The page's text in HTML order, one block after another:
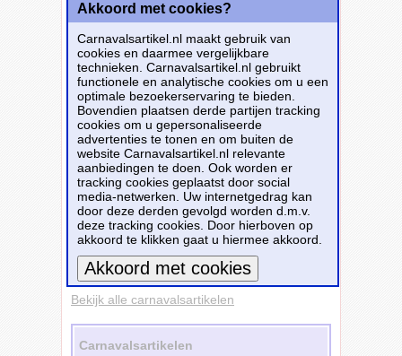
Koop nu bij
e-Carnavalskleding.nl voor slechts€ 31.95!
Dit carnavalsartikelSkelet jurkje roze kind
Ballerinais te bestellen bijE-
Carnavalskleding.nlvoor€ 31,95.
Bestellen
Personen
Skelet
Ballerinas
Kleding
Jurken
Kleuren
Roze
Doelgroepen
Kinderen
Bekijk alle carnavalsartikelen
Carnavalsartikelen
Akkoord met cookies?
Carnavalsartikel.nl maakt gebruik van
cookies en daarmee vergelijkbare
technieken. Carnavalsartikel.nl gebruikt
functionele en analytische cookies om u een
optimale bezoekerservaring te bieden.
Bovendien plaatsen derde partijen tracking
cookies om u gepersonaliseerde
advertenties te tonen en om buiten de
website Carnavalsartikel.nl relevante
aanbiedingen te doen. Ook worden er
tracking cookies geplaatst door social
media-netwerken. Uw internetgedrag kan
door deze derden gevolgd worden d.m.v.
deze tracking cookies. Door hierboven op
akkoord te klikken gaat u hiermee akkoord.
Meer informatie